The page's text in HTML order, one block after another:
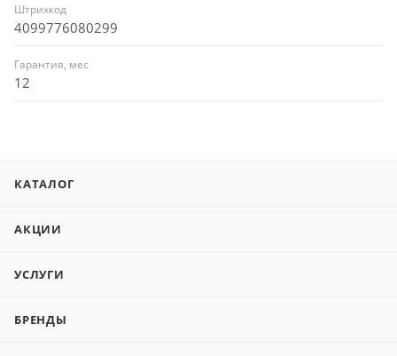
Штрихкод
4099776080299
Гарантия, мес
12
КАТАЛОГ
АКЦИИ
УСЛУГИ
БРЕНДЫ